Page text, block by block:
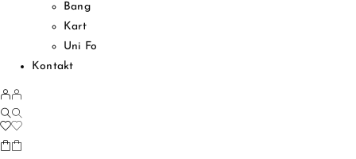
Bang
Kart
Uni Fo
Kontakt